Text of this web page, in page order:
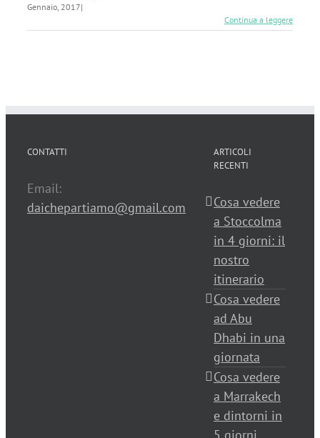
Gennaio, 2017|
Continua a leggere
CONTATTI
Email:
daichepartiamo@gmail.com
ARTICOLI
RECENTI
Cosa vedere
a Stoccolma
in 4 giorni: il
nostro
itinerario
Cosa vedere
ad Abu
Dhabi in una
giornata
Cosa vedere
a Marrakech
e dintorni in